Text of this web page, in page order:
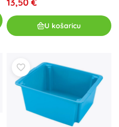
13,50 €
U košaricu